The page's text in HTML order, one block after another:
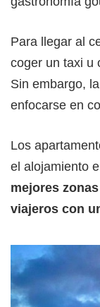
Para llegar al
coger un taxi u
Sin embargo,
enfocarse en
Los
el alojamiento
mejores
viajeros con